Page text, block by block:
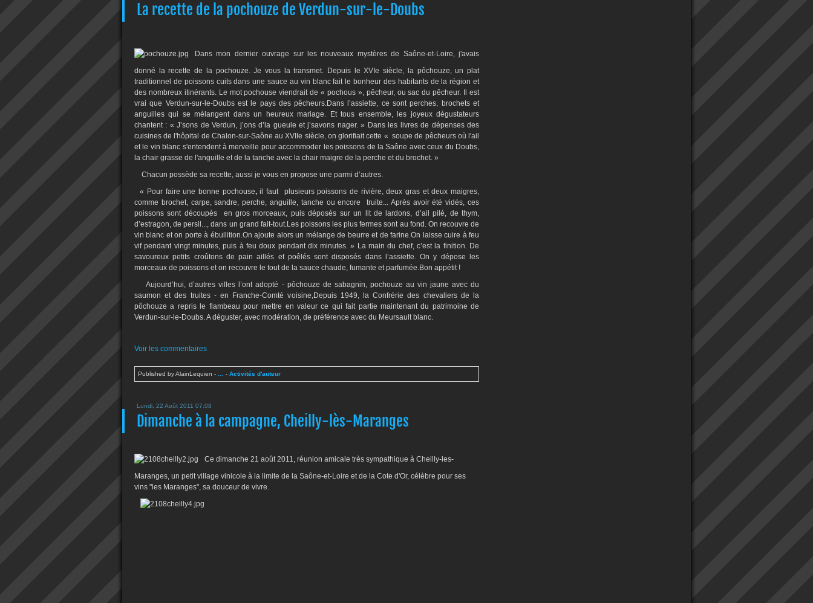
La recette de la pochouze de Verdun-sur-le-Doubs
Dans mon dernier ouvrage sur les nouveaux mystères de Saône-et-Loire, j'avais
donné la recette de la pochouze. Je vous la transmet. Depuis le XVIe siècle, la pôchouze, un plat
traditionnel de poissons cuits dans une sauce au vin blanc fait le bonheur des habitants de la région et
des nombreux itinérants. Le mot pochouse viendrait de « pochous », pêcheur, ou sac du pêcheur. Il est
vrai que Verdun-sur-le-Doubs est le pays des pêcheurs.Dans l’assiette, ce sont perches, brochets et
anguilles qui se mélangent dans un heureux mariage. Et tous ensemble, les joyeux dégustateurs
chantent : « J’sons de Verdun, j’ons d’la gueule et j’savons nager. » Dans les livres de dépenses des
cuisines de l'hôpital de Chalon-sur-Saône au XVIIe siècle, on glorifiait cette « soupe de pêcheurs où l'ail
et le vin blanc s'entendent à merveille pour accommoder les poissons de la Saône avec ceux du Doubs,
la chair grasse de l'anguille et de la tanche avec la chair maigre de la perche et du brochet. »
Chacun possède sa recette, aussi je vous en propose une parmi d’autres.
« Pour faire une bonne pochouse,il faut
plusieurs poissons de rivière, deux gras et deux maigres,
comme brochet, carpe, sandre, perche, anguille, tanche ou encore truite... Après avoir été vidés, ces
poissons sont découpés
en gros morceaux, puis déposés sur un lit de lardons, d’ail pilé, de thym,
d’estragon, de persil..., dans un grand fait-tout.Les poissons les plus fermes sont au fond. On recouvre de
vin blanc et on porte à ébullition.On ajoute alors un mélange de beurre et de farine.On laisse cuire à feu
vif pendant vingt minutes, puis à feu doux pendant dix minutes. » La main du chef, c’est la finition. De
savoureux petits croûtons de pain aillés et poêlés sont disposés dans l’assiette. On y dépose les
morceaux de poissons et on recouvre le tout de la sauce chaude, fumante et parfumée.Bon appétit !
Aujourd’hui, d’autres villes l’ont adopté - pôchouze de sabagnin, pochouze au vin jaune avec du
saumon et des truites - en Franche-Comté voisine,Depuis 1949, la Confrérie des chevaliers de la
pôchouze a repris le flambeau pour mettre en valeur ce qui fait partie maintenant du patrimoine de
Verdun-sur-le-Doubs. A déguster, avec modération, de préférence avec du Meursault blanc.
Voir les commentaires
Published by AlainLequien - - Activités d'auteur
Lundi, 22 Août 2011 07:08
Dimanche à la campagne, Cheilly-lès-Maranges
Ce dimanche 21 août 2011, réunion amicale très sympathique à Cheilly-les-
Maranges, un petit village vinicole à la limite de la Saône-et-Loire et de la Cote d'Or, célèbre pour ses
vins "les Maranges", sa douceur de vivre.